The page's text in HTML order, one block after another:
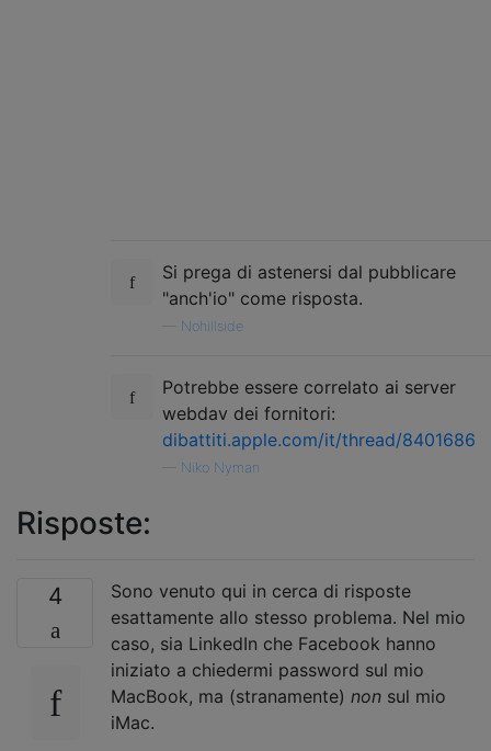
Si prega di astenersi dal pubblicare
"anch'io" come risposta.
Nohillside
Potrebbe essere correlato ai server
webdav dei fornitori:
dibattiti.apple.com/it/thread/8401686
Niko Nyman
Risposte:
4
Sono venuto qui in cerca di risposte
esattamente allo stesso problema. Nel mio
caso, sia LinkedIn che Facebook hanno
iniziato a chiedermi password sul mio
MacBook, ma (stranamente) non sul mio
iMac.